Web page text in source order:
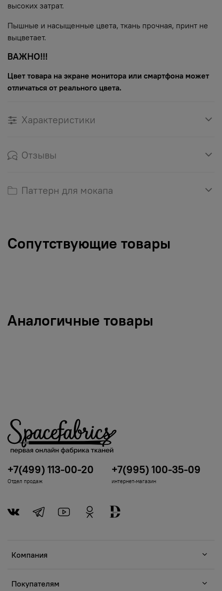
высоких затрат.
Пышные и насыщенные цвета, ткань прочная, принт не
выцветает.
ВАЖНО!!!
Цвет товара на экране монитора или смартфона может
отличаться от реального цвета.
Характеристики
Отзывы
Паттерн для мокапа
Сопутствующие товары
Аналогичные товары
Компания
Покупателям
+7(499) 113-00-20
Отдел продаж
+7(995) 100-35-09
интернет-магазин